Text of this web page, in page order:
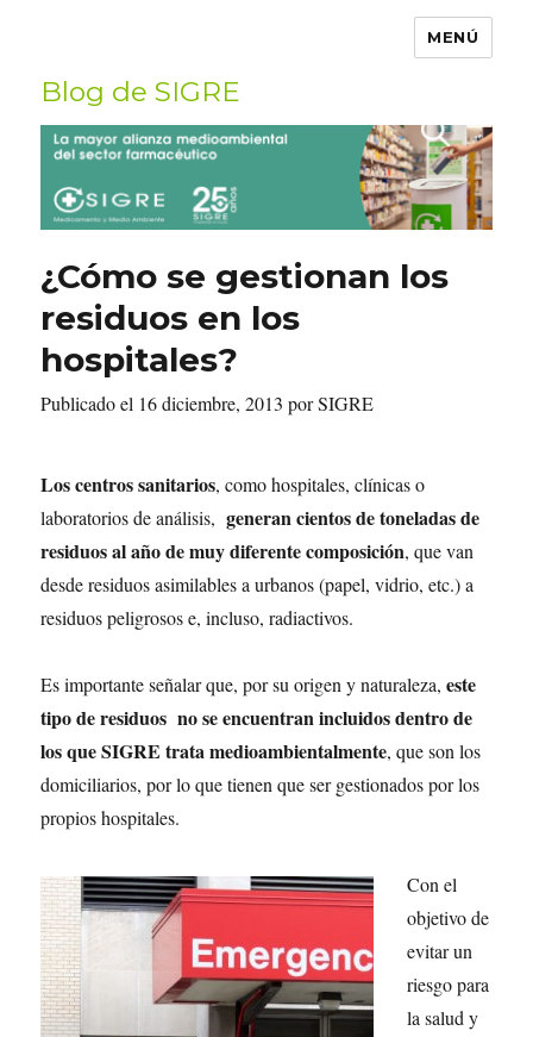
MENÚ
Blog de SIGRE
Buscar
por:
¿Cómo se gestionan los
residuos en los
hospitales?
Publicado el 16 diciembre, 2013 por SIGRE
Los centros sanitarios, como hospitales, clínicas o
laboratorios de análisis,generan cientos de toneladas de
residuos al año de muy diferente composición, que van
desde residuos asimilables a urbanos (papel, vidrio, etc.) a
residuos peligrosos e, incluso, radiactivos.
Es importante señalar que, por su origen y naturaleza,este
tipo de residuos no se encuentran incluidos dentro de
los que SIGRE trata medioambientalmente, que son los
domiciliarios, por lo que tienen que ser gestionados por los
propios hospitales.
Con el
objetivo de
evitar un
riesgo para
la salud y